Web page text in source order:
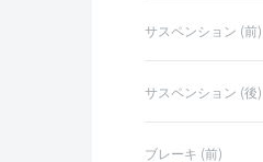
サスペンション (前)
サスペンション (後)
ブレーキ (前)